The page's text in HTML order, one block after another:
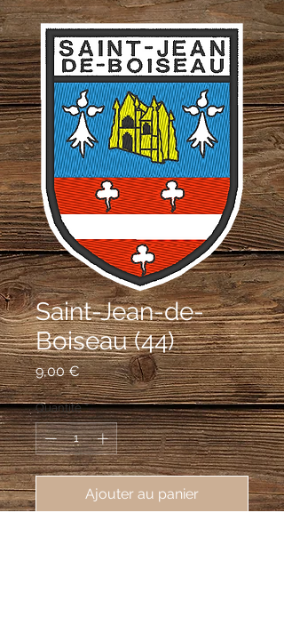
Saint-Jean-de-
Boiseau (44)
9,00 €Prix
Quantité *
Ajouter au panier